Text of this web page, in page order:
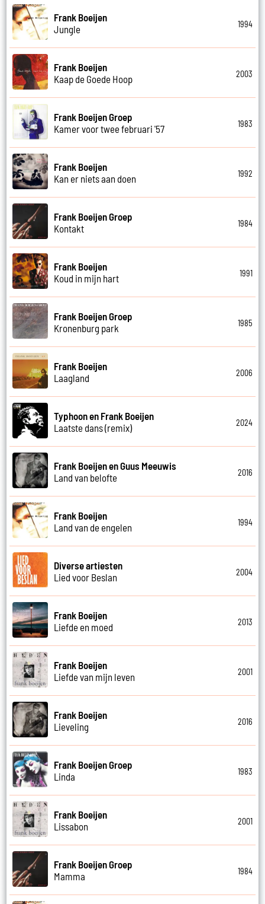
Frank Boeijen
Jungle
1994
Frank Boeijen
Kaap de Goede Hoop
2003
Frank Boeijen Groep
Kamer voor twee februari '57
1983
Frank Boeijen
Kan er niets aan doen
1992
Frank Boeijen Groep
Kontakt
1984
Frank Boeijen
Koud in mijn hart
1991
Frank Boeijen Groep
Kronenburg park
1985
Frank Boeijen
Laagland
2006
Typhoon en Frank Boeijen
Laatste dans (remix)
2024
Frank Boeijen en Guus Meeuwis
Land van belofte
2016
Frank Boeijen
Land van de engelen
1994
Diverse artiesten
Lied voor Beslan
2004
Frank Boeijen
Liefde en moed
2013
Frank Boeijen
Liefde van mijn leven
2001
Frank Boeijen
Lieveling
2016
Frank Boeijen Groep
Linda
1983
Frank Boeijen
Lissabon
2001
Frank Boeijen Groep
Mamma
1984